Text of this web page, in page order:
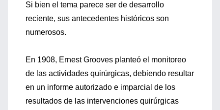
Si bien el tema parece ser de desarrollo
reciente, sus antecedentes históricos son
numerosos.
En 1908, Ernest Grooves planteó el monitoreo
de las actividades quirúrgicas, debiendo resultar
en un informe autorizado e imparcial de los
resultados de las intervenciones quirúrgicas